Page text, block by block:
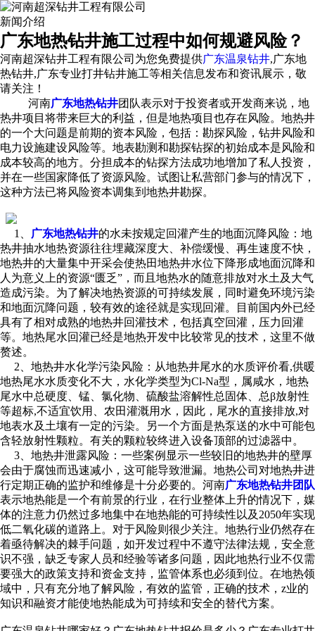
新闻介绍
广东地热钻井施工过程中如何规避风险？
河南超深钻井工程有限公司为您免费提供广东温泉钻井,广东地
热钻井,广东专业打井钻井施工等相关信息发布和资讯展示，敬
请关注！
河南广东地热钻井团队表示对于投资者或开发商来说，地
热井项目将带来巨大的利益，但是地热项目也存在风险。地热井
的一个大问题是前期的资本风险，包括：勘探风险，钻井风险和
电力设施建设风险等。地表勘测和勘探钻探的初始成本是风险和
成本较高的地方。分担成本的钻探方法成功地增加了私人投资，
并在一些国家降低了资源风险。试图让私营部门参与的情况下，
这种方法已将风险资本调集到地热井勘探。
1、 广东地热钻井的水未按规定回灌产生的地面沉降风险：地
热井抽水地热资源往往埋藏深度大、补偿缓慢、再生速度不快，
地热井的大量集中开采会使热田地热井水位下降形成地面沉降和
人为意义上的资源“匮乏”，而且地热水的随意排放对水土及大气
造成污染。为了解决地热资源的可持续发展，同时避免环境污染
和地面沉降问题，较有效的途径就是实现回灌。目前国内外已经
具有了相对成熟的地热井回灌技术，包括真空回灌，压力回灌
等。地热尾水回灌已经是地热开发中比较常见的技术，这里不做
赘述。
2、地热井水化学污染风险：从地热井尾水的水质评价看,供暖
地热尾水水质变化不大，水化学类型为Cl-Na型，属咸水，地热
尾水中总硬度、锰、氯化物、硫酸盐溶解性总固体、总β放射性
等超标,不适宜饮用、农田灌溉用水，因此，尾水的直接排放,对
地表水及土壤有一定的污染。另一个方面是热泵送的水中可能包
含轻放射性颗粒。有关的颗粒较终进入设备顶部的过滤器中。
3、地热井泄露风险：一些案例显示一些较旧的地热井的壁厚
会由于腐蚀而迅速减小，这可能导致泄漏。地热公司对地热井进
行定期正确的监护和维修是十分必要的。河南广东地热钻井团队
表示地热能是一个有前景的行业，在行业整体上升的情况下，媒
体的注意力仍然过多地集中在地热能的可持续性以及2050年实现
低二氧化碳的道路上。对于风险则很少关注。地热行业仍然存在
着亟待解决的棘手问题，如开发过程中不遵守法律法规，安全意
识不强，缺乏专家人员和经验等诸多问题，因此地热行业不仅需
要强大的政策支持和资金支持，监管体系也必须到位。在地热领
域中，只有充分地了解风险，有效的监管，正确的技术，z业的
知识和融资才能使地热能成为可持续和安全的替代方案。